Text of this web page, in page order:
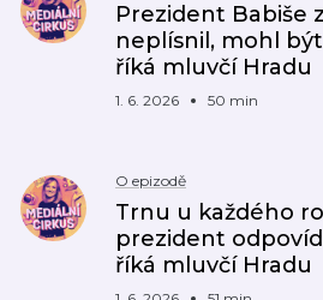
Prezident Babiše
neplísnil, mohl
říká mluvčí Hradu
1. 6. 2026 50 min
O epizodě
Trnu u každého
prezident
říká mluvčí Hradu